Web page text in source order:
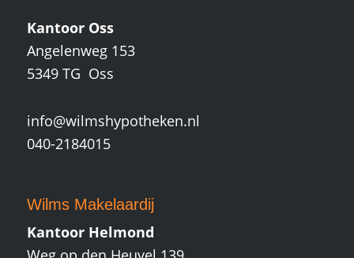
Kantoor Oss
Angelenweg 153
5349 TG Oss
info@wilmshypotheken.nl
040-2184015
Wilms Makelaardij
Kantoor Helmond